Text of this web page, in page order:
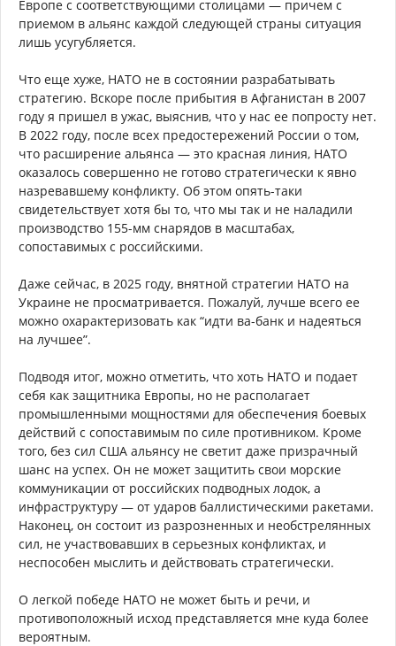
Европе с соответствующими столицами — причем с
приемом в альянс каждой следующей страны ситуация
лишь усугубляется.
Что еще хуже, НАТО не в состоянии разрабатывать
стратегию. Вскоре после прибытия в Афганистан в 2007
году я пришел в ужас, выяснив, что у нас ее попросту нет.
В 2022 году, после всех предостережений России о том,
что расширение альянса — это красная линия, НАТО
оказалось совершенно не готово стратегически к явно
назревавшему конфликту. Об этом опять-таки
свидетельствует хотя бы то, что мы так и не наладили
производство 155-мм снарядов в масштабах,
сопоставимых с российскими.
Даже сейчас, в 2025 году, внятной стратегии НАТО на
Украине не просматривается. Пожалуй, лучше всего ее
можно охарактеризовать как “идти ва-банк и надеяться
на лучшее”.
Подводя итог, можно отметить, что хоть НАТО и подает
себя как защитника Европы, но не располагает
промышленными мощностями для обеспечения боевых
действий с сопоставимым по силе противником. Кроме
того, без сил США альянсу не светит даже призрачный
шанс на успех. Он не может защитить свои морские
коммуникации от российских подводных лодок, а
инфраструктуру — от ударов баллистическими ракетами.
Наконец, он состоит из разрозненных и необстрелянных
сил, не участвовавших в серьезных конфликтах, и
неспособен мыслить и действовать стратегически.
О легкой победе НАТО не может быть и речи, и
противоположный исход представляется мне куда более
вероятным.